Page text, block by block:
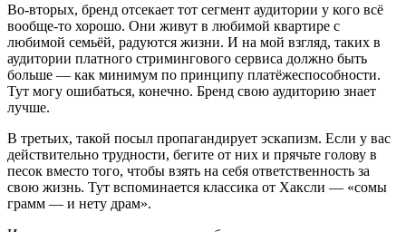
Во-вторых, бренд отсекает тот сегмент аудитории у кого всё
вообще-то хорошо. Они живут в любимой квартире с
любимой семьёй, радуются жизни. И на мой взгляд, таких в
аудитории платного стримингового сервиса должно быть
больше — как минимум по принципу платёжеспособности.
Тут могу ошибаться, конечно. Бренд свою аудиторию знает
лучше.
В третьих, такой посыл пропагандирует эскапизм. Если у вас
действительно трудности, бегите от них и прячьте голову в
песок вместо того, чтобы взять на себя ответственность за
свою жизнь. Тут вспоминается классика от Хаксли — «сомы
грамм — и нету драм».